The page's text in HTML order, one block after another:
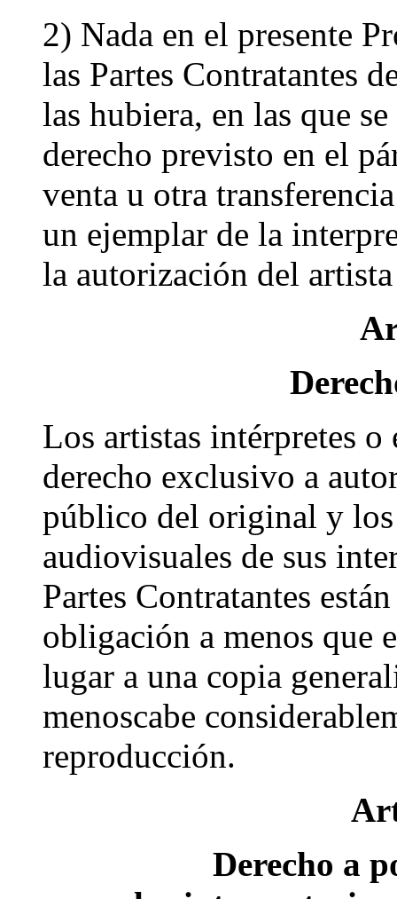
2) Nada en el presente
las Partes Contratantes
las hubiera, en las que
derecho previsto en el
venta u otra
un ejemplar de la
la autorización del
Los artistas intérpretes o
derecho exclusivo a
público del original y
audiovisuales de sus
Partes Contratantes
obligación a menos que
lugar a una copia
menoscabe
reproducción.
Derecho a